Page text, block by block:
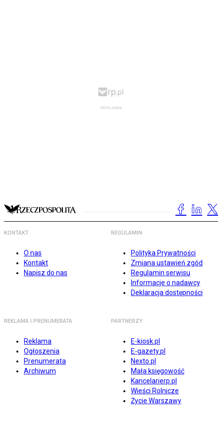
KONTAKT
O nas
Kontakt
Napisz do nas
REGULAMIN
Polityka Prywatności
Zmiana ustawień zgód
Regulamin serwisu
Informacje o nadawcy
Deklaracja dostępności
REKLAMA I PRENUMERATA
Reklama
Ogłoszenia
Prenumerata
Archiwum
PARTNERZY
E-kiosk.pl
E-gazety.pl
Nexto.pl
Mała księgowość
Kancelarierp.pl
Wieści Rolnicze
Życie Warszawy